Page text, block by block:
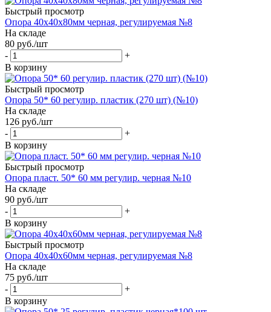
Быстрый просмотр
Опора 40х40х80мм черная, регулируемая №8
На складе
80 руб./шт
-
+
В корзину
Быстрый просмотр
Опора 50* 60 регулир. пластик (270 шт) (№10)
На складе
126 руб./шт
-
+
В корзину
Быстрый просмотр
Опора пласт. 50* 60 мм регулир. черная №10
На складе
90 руб./шт
-
+
В корзину
Быстрый просмотр
Опора 40х40х60мм черная, регулируемая №8
На складе
75 руб./шт
-
+
В корзину